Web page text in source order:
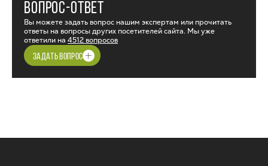
ВОПРОС-ОТВЕТ
Вы можете задать вопрос нашим экспертам или прочитать
ответы на вопросы других посетителей сайта. Мы уже
ответили на 4512 вопросов
ЗАДАТЬ ВОПРОС